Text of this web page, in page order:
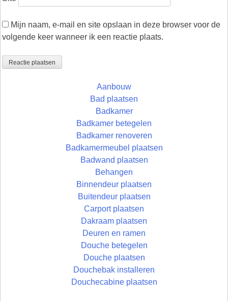
Mijn naam, e-mail en site opslaan in deze browser voor de
volgende keer wanneer ik een reactie plaats.
Aanbouw
Bad plaatsen
Badkamer
Badkamer betegelen
Badkamer renoveren
Badkamermeubel plaatsen
Badwand plaatsen
Behangen
Binnendeur plaatsen
Buitendeur plaatsen
Carport plaatsen
Dakraam plaatsen
Deuren en ramen
Douche betegelen
Douche plaatsen
Douchebak installeren
Douchecabine plaatsen